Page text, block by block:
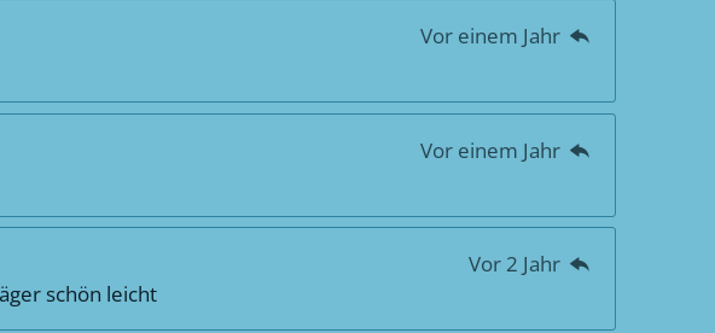
Vor einem Jahr
Vor einem Jahr
Vor 2 Jahr
schön leicht